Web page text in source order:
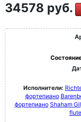
34578 руб.
Исполнители:
фортепиано
фортепиано Shaham